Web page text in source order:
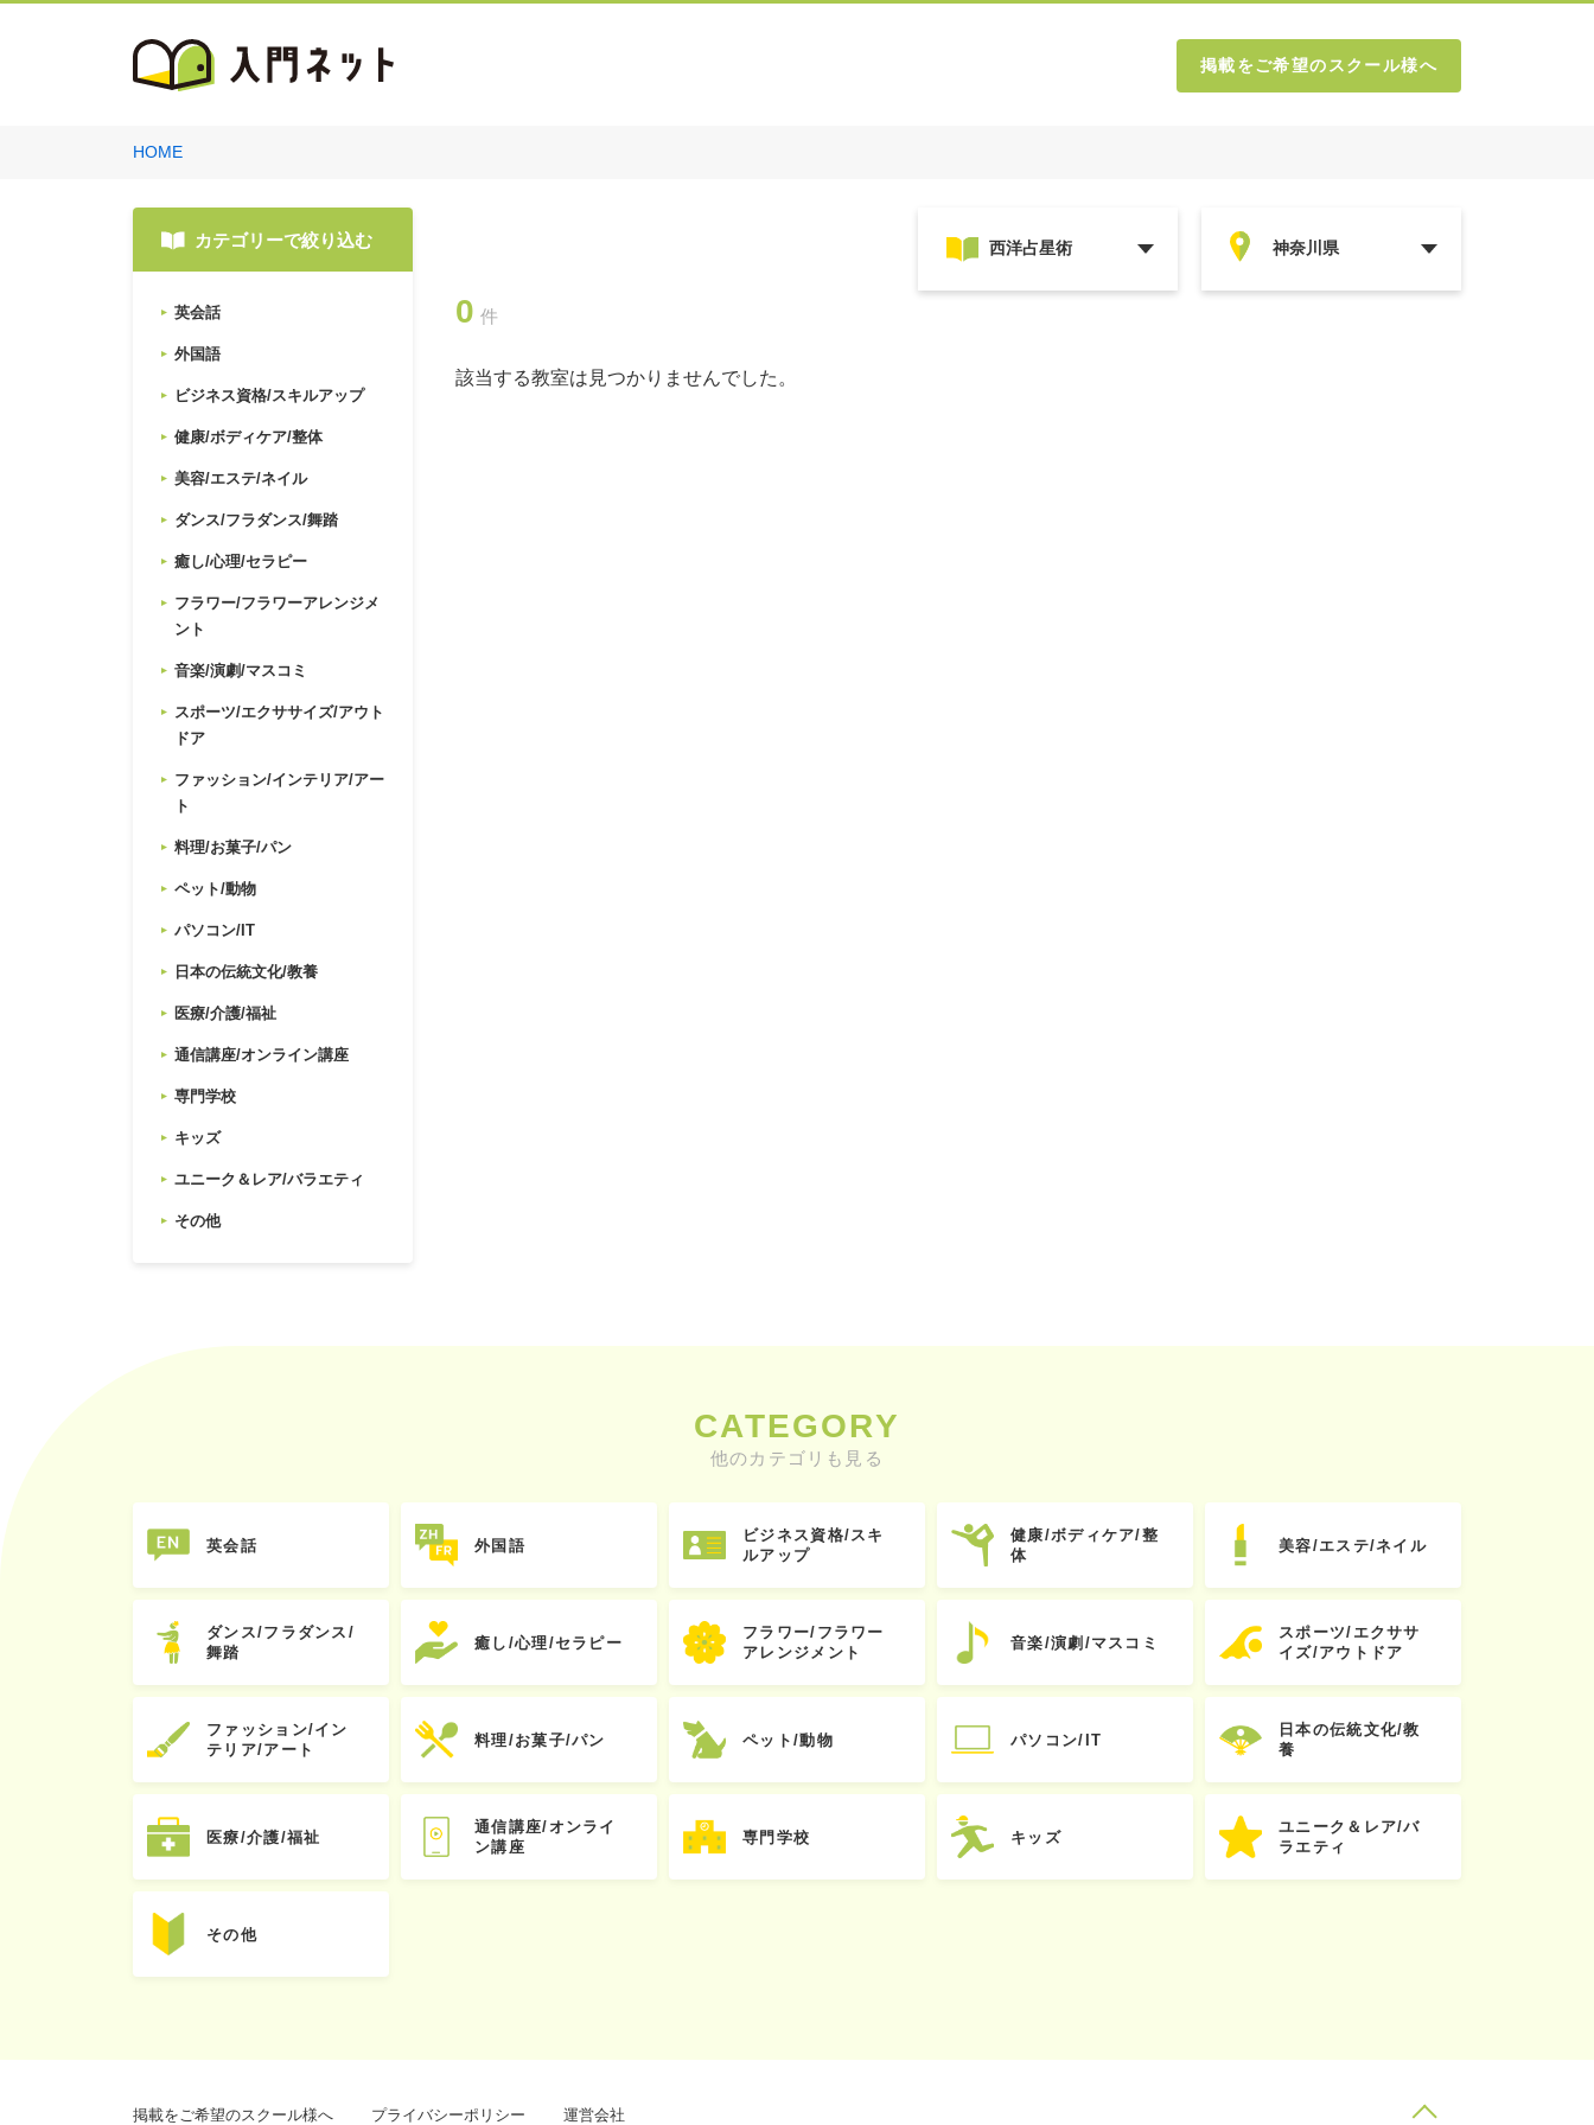
掲載をご希望のスクール様へ
HOME
カテゴリーで絞り込む
英会話
外国語
ビジネス資格/スキルアップ
健康/ボディケア/整体
美容/エステ/ネイル
ダンス/フラダンス/舞踏
癒し/心理/セラピー
フラワー/フラワーアレンジメ
ント
音楽/演劇/マスコミ
スポーツ/エクササイズ/アウト
ドア
ファッション/インテリア/アー
ト
料理/お菓子/パン
ペット/動物
パソコン/IT
日本の伝統文化/教養
医療/介護/福祉
通信講座/オンライン講座
専門学校
キッズ
ユニーク＆レア/バラエティ
その他
0 件
該当する教室は見つかりませんでした。
CATEGORY
他のカテゴリも見る
英会話 外国語
ビジネス資格/スキ
ルアップ
健康/ボディケア/整
体
美容/エステ/ネイル
ダンス/フラダンス/
舞踏
癒し/心理/セラピー
フラワー/フラワー
アレンジメント
音楽/演劇/マスコミ
スポーツ/エクササ
イズ/アウトドア
ファッション/イン
テリア/アート
料理/お菓子/パン ペット/動物 パソコン/IT
日本の伝統文化/教
養
医療/介護/福祉
通信講座/オンライ
ン講座
専門学校 キッズ
ユニーク＆レア/バ
ラエティ
その他
掲載をご希望のスクール様へ プライバシーポリシー 運営会社